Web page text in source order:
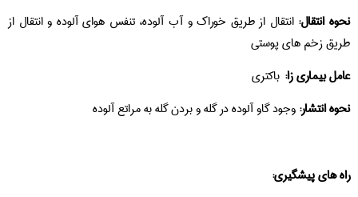
نحوه انتقال: انتقال از طریق خوراک و آب آلوده، تنفس هوای آلوده و انتقال از
طریق زخم های پوستی
عامل بیماری زا: باکتری
نحوه انتشار:وجود گاو آلوده در گله و بردن گله به مراتع آلوده
راه های پیشگیری: